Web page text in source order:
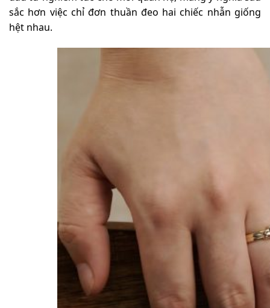
sắc hơn việc chỉ đơn thuần đeo hai chiếc nhẫn giống
hệt nhau.